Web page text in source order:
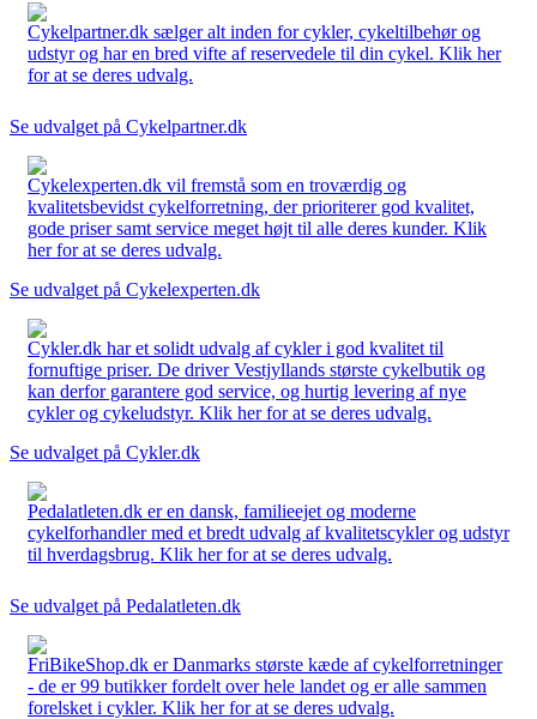
Cykelpartner.dk sælger alt inden for cykler, cykeltilbehør og
udstyr og har en bred vifte af reservedele til din cykel. Klik her
for at se deres udvalg.
Se udvalget på Cykelpartner.dk
Cykelexperten.dk vil fremstå som en troværdig og
kvalitetsbevidst cykelforretning, der prioriterer god kvalitet,
gode priser samt service meget højt til alle deres kunder. Klik
her for at se deres udvalg.
Se udvalget på Cykelexperten.dk
Cykler.dk har et solidt udvalg af cykler i god kvalitet til
fornuftige priser. De driver Vestjyllands største cykelbutik og
kan derfor garantere god service, og hurtig levering af nye
cykler og cykeludstyr. Klik her for at se deres udvalg.
Se udvalget på Cykler.dk
Pedalatleten.dk er en dansk, familieejet og moderne
cykelforhandler med et bredt udvalg af kvalitetscykler og udstyr
til hverdagsbrug. Klik her for at se deres udvalg.
Se udvalget på Pedalatleten.dk
FriBikeShop.dk er Danmarks største kæde af cykelforretninger
- de er 99 butikker fordelt over hele landet og er alle sammen
forelsket i cykler. Klik her for at se deres udvalg.